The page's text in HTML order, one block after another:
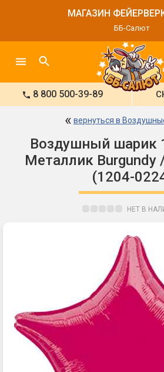
МАГАЗИН
ББ-Салют
8 800 500-39-89
« вернуться в
Воздушный шарик
Металлик
(1204-
НЕТ В